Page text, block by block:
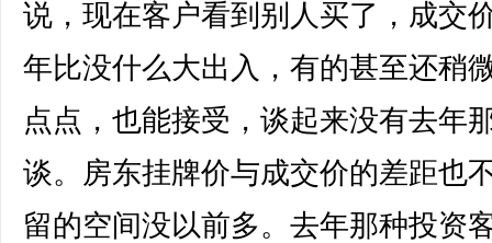
说，现在客户看到别人买了，成交
年比没什么大出入，有的甚至还稍
点点，也能接受，谈起来没有去年
谈。房东挂牌价与成交价的差距也
留的空间没以前多。去年那种投资